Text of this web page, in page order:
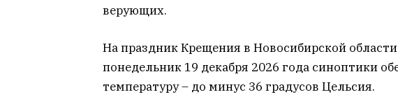
верующих.
На праздник Крещения в Новосибирской
понедельник 19 декабря 2026 года синоптики
температуру – до минус 36 градусов Цельсия.